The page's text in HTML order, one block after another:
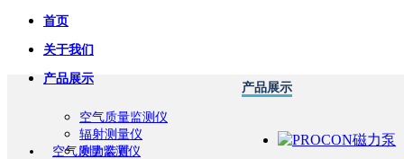
首页
关于我们
产品展示
空气质量监测仪
辐射测量仪
测力装置
空气质量监测仪
产品展示